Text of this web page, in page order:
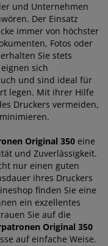
und Unternehmen
Der Einsatz
immer von höchster
Fotos oder
Sie stets
sich
und sind ideal für
legen. Mit ihrer Hilfe
Druckers vermeiden,
Original 350 eine
und Zuverlässigkeit.
nur einen guten
ihres Druckers
finden Sie eine
ein exzellentes
Sie auf die
Original 350
auf einfache Weise.